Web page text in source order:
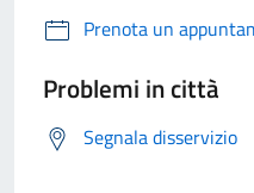
Prenota un
Problemi in città
Segnala disservizio